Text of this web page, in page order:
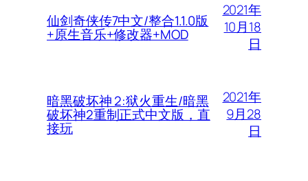
仙剑奇侠传7中文/整合1.1.0版
+原生音乐+修改器+MOD
2021年
10月18
日
暗黑破坏神 2:狱火重生/暗黑
破坏神2重制正式中文版，直
接玩
2021年
9月28
日